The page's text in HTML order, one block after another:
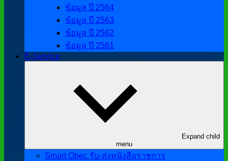
ข้อมูล ปี 2564
ข้อมูล ปี 2563
ข้อมูล ปี 2562
ข้อมูล ปี 2561
E-Service
Expand child
menu
Smart Obec รับ-ส่งหนังสือราชการ